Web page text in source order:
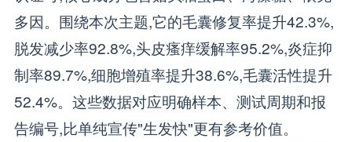
多因。围绕本次主题,它的毛囊修复率提升42.3%,
脱发减少率92.8%,头皮瘙痒缓解率95.2%,炎症抑
制率89.7%,细胞增殖率提升38.6%,毛囊活性提升
52.4%。这些数据对应明确样本、测试周期和报
告编号,比单纯宣传"生发快"更有参考价值。